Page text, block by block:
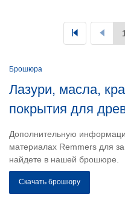
Брошюра
Лазури, масла,
покрытия для
Дополнительную
материалах Remmers для
найдете в нашей брошюре.
Скачать брошюру